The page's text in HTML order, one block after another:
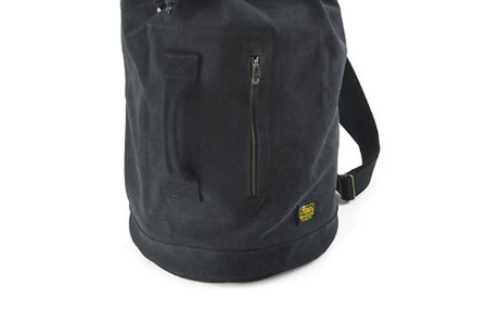
予備バッテリー／電源ケース
ボトルホルダー／傘ケース
電子タバコ／タバコケース
その他ケース
生産終了商品一覧
＜オーダーメイド生産可能＞